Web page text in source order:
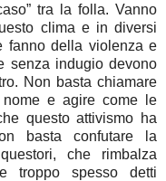
tra la folla. Vanno
clima e in diversi
fanno della violenza e
senza indugio devono
Non basta chiamare
nome e agire come le
questo attivismo ha
basta confutare la
che rimbalza
troppo spesso detti